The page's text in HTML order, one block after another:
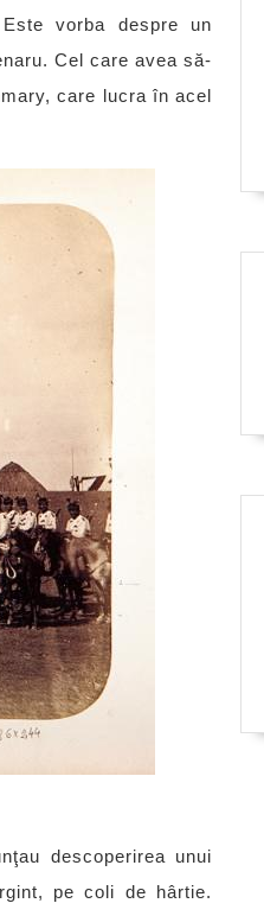
vorba despre un
Cel care avea să-
care lucra în acel
descoperirea unui
pe coli de hârtie.